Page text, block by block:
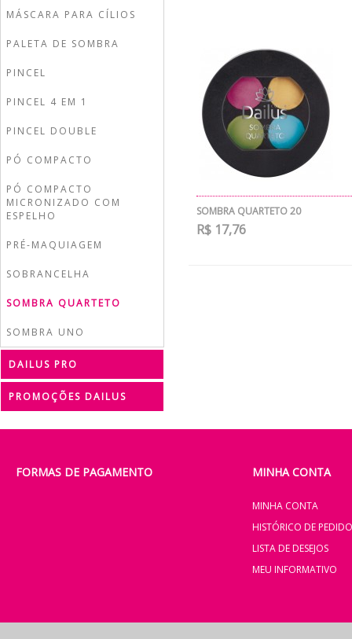
MÁSCARA PARA CÍLIOS
PALETA DE SOMBRA
PINCEL
PINCEL 4 EM 1
PINCEL DOUBLE
PÓ COMPACTO
PÓ COMPACTO
MICRONIZADO COM
ESPELHO
PRÉ-MAQUIAGEM
SOBRANCELHA
SOMBRA QUARTETO
SOMBRA UNO
DAILUS PRO
PROMOÇÕES DAILUS
SOMBRA QUARTETO 20
R$ 17,76
FORMAS DE PAGAMENTO MINHA CONTA
MINHA CONTA
HISTÓRICO DE
LISTA DE DESEJOS
MEU INFORMATIVO